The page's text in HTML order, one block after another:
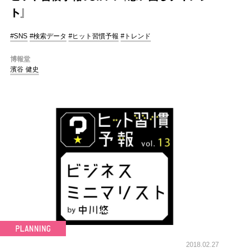
ト』
#SNS #検索データ #ヒット習慣予報 #トレンド
博報堂
濱谷 健史
2018.02.27